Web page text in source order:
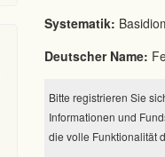
Systematik:
Deutscher Name:
Bitte registrieren Sie
Informationen und
die volle Funktionalität